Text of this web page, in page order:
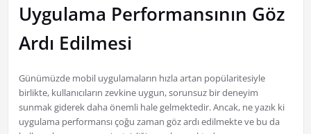
Uygulama Performansının Göz
Ardı Edilmesi
Günümüzde mobil uygulamaların hızla artan popülaritesiyle
birlikte, kullanıcıların zevkine uygun, sorunsuz bir deneyim
sunmak giderek daha önemli hale gelmektedir. Ancak, ne yazık ki
uygulama performansı çoğu zaman göz ardı edilmekte ve bu da